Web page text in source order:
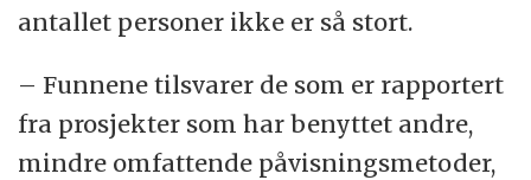
antallet personer ikke er så stort.
– Funnene tilsvarer de som er rapportert
fra prosjekter som har benyttet andre,
mindre omfattende påvisningsmetoder,